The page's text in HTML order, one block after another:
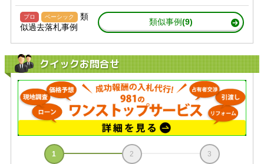
プロ ベーシック
類
似過去落札事例
類似事例(9)
クイックお問合せ